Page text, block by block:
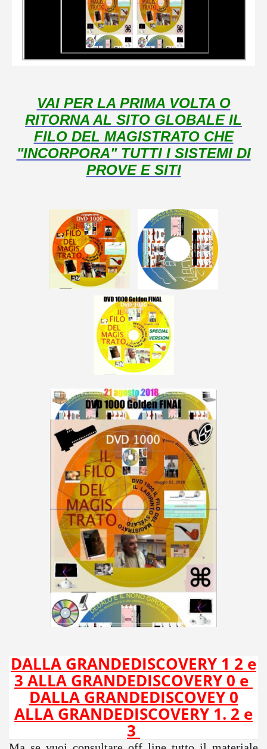
VAI PER LA PRIMA VOLTA O
RITORNA AL SITO GLOBALE IL
FILO DEL MAGISTRATO CHE
"INCORPORA" TUTTI I SISTEMI DI
PROVE E SITI
DALLA GRANDEDISCOVERY 1 2 e
3 ALLA GRANDEDISCOVERY 0 e
DALLA GRANDEDISCOVEY 0
ALLA GRANDEDISCOVERY 1. 2 e
3